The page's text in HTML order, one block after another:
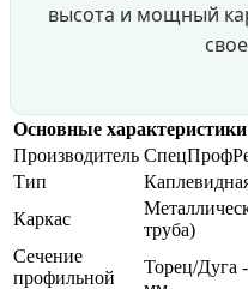
высота и мощный
Основные характеристики
Производитель
Тип
Каркас
труба)
Сечение
профильной
Торец/Дуга